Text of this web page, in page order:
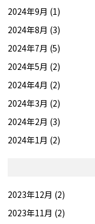
2024年9月 (1)
2024年8月 (3)
2024年7月 (5)
2024年5月 (2)
2024年4月 (2)
2024年3月 (2)
2024年2月 (3)
2024年1月 (2)
2023年12月 (2)
2023年11月 (2)